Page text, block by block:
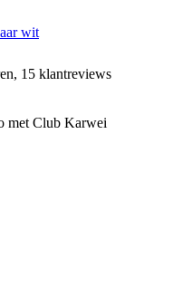
wit
15 klantreviews
met Club Karwei